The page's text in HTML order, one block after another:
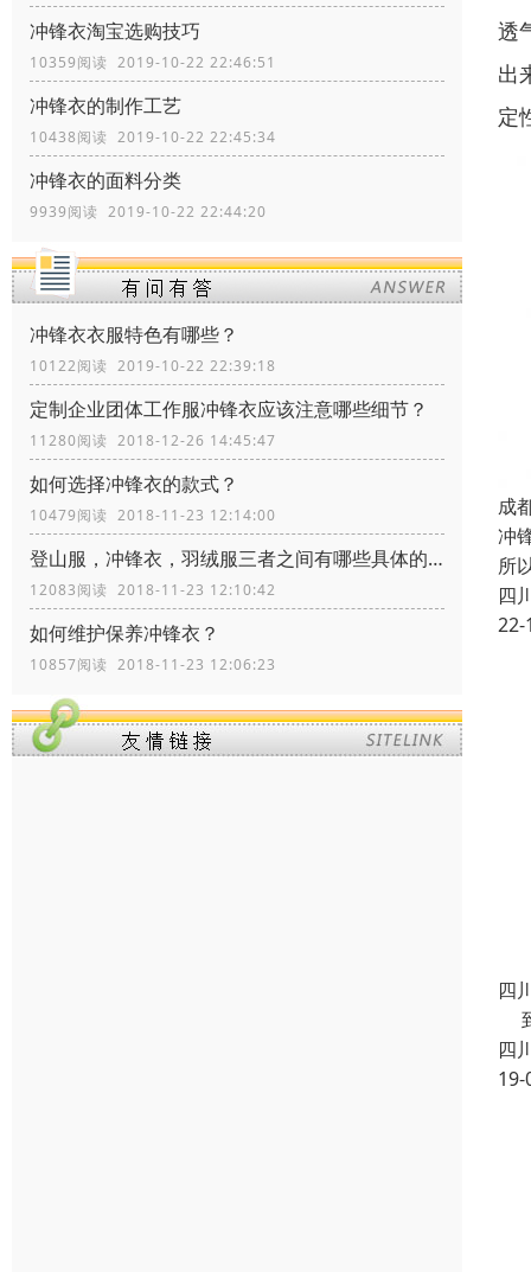
冲锋衣淘宝选购技巧
10359阅读 2019-10-22 22:46:51
冲锋衣的制作工艺
10438阅读 2019-10-22 22:45:34
冲锋衣的面料分类
9939阅读 2019-10-22 22:44:20
冲锋衣衣服特色有哪些？
10122阅读 2019-10-22 22:39:18
定制企业团体工作服冲锋衣应该注意哪些细节？
11280阅读 2018-12-26 14:45:47
如何选择冲锋衣的款式？
10479阅读 2018-11-23 12:14:00
登山服，冲锋衣，羽绒服三者之间有哪些具体的区别？
12083阅读 2018-11-23 12:10:42
如何维护保养冲锋衣？
10857阅读 2018-11-23 12:06:23
透
出
定
成
冲
所
四
22-
四
四
19-